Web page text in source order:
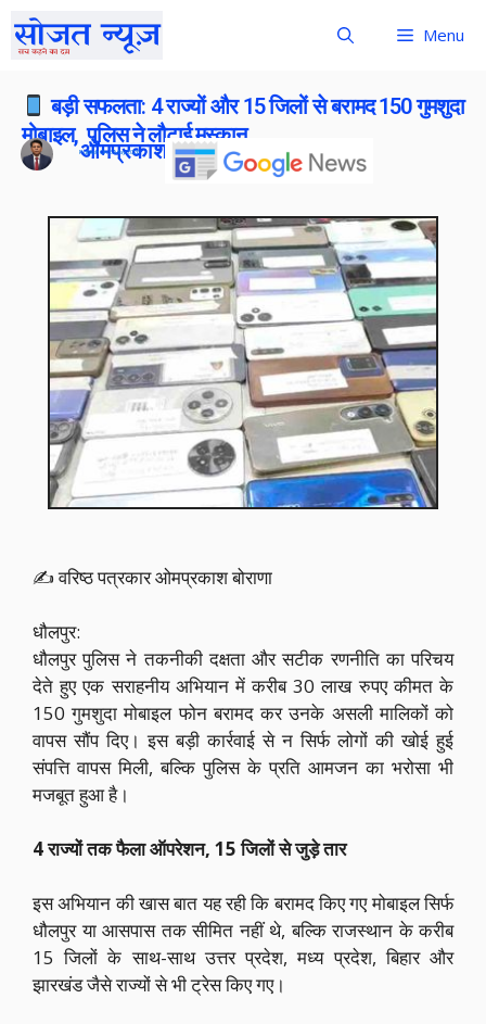
Menu
बड़ी सफलता: 4 राज्यों और 15 जिलों से बरामद 150 गुमशुदा
मोबाइल, पुलिस ने लौटाई मुस्कान
ओमप्रकाश बोराना
Publish On:6 May 2026
✍️ वरिष्ठ पत्रकार ओमप्रकाश बोराणा
धौलपुर:
धौलपुर पुलिस ने तकनीकी दक्षता और सटीक रणनीति का परिचय
देते हुए एक सराहनीय अभियान में करीब 30 लाख रुपए कीमत के
150 गुमशुदा मोबाइल फोन बरामद कर उनके असली मालिकों को
वापस सौंप दिए। इस बड़ी कार्रवाई से न सिर्फ लोगों की खोई हुई
संपत्ति वापस मिली, बल्कि पुलिस के प्रति आमजन का भरोसा भी
मजबूत हुआ है।
4 राज्यों तक फैला ऑपरेशन, 15 जिलों से जुड़े तार
इस अभियान की खास बात यह रही कि बरामद किए गए मोबाइल सिर्फ
धौलपुर या आसपास तक सीमित नहीं थे, बल्कि राजस्थान के करीब
15 जिलों के साथ-साथ उत्तर प्रदेश, मध्य प्रदेश, बिहार और
झारखंड जैसे राज्यों से भी ट्रेस किए गए।